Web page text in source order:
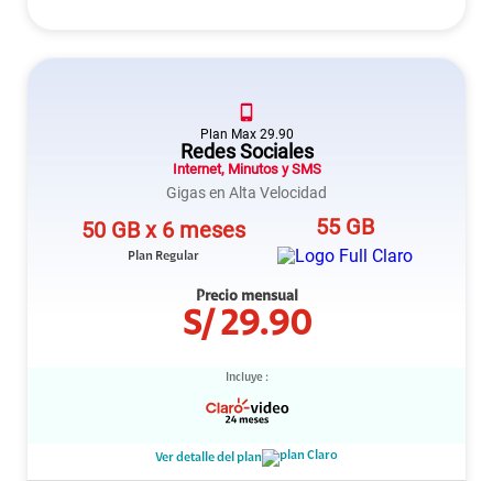
Plan Max 29.90
Redes Sociales
Internet, Minutos y SMS
Gigas en Alta Velocidad
50 GB x 6 meses
Plan Regular
55 GB
Precio mensual
S/29.90
Incluye :
Ver detalle del plan